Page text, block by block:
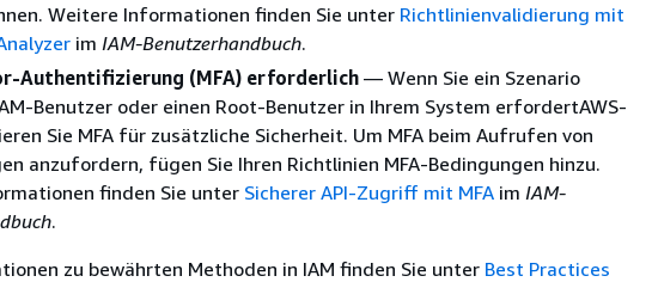
Weitere Informationen finden Sie unter Richtlinienvalidierung mit
im IAM-Benutzerhandbuch.
Authentifizierung (MFA) erforderlich — Wenn Sie ein Szenario
Benutzer oder einen Root-Benutzer in Ihrem System erfordertAWS-
Sie MFA für zusätzliche Sicherheit. Um MFA beim Aufrufen von
anzufordern, fügen Sie Ihren Richtlinien MFA-Bedingungen hinzu.
finden Sie unter Sicherer API-Zugriff mit MFA im IAM-
.
zu bewährten Methoden in IAM finden Sie unter Best Practices